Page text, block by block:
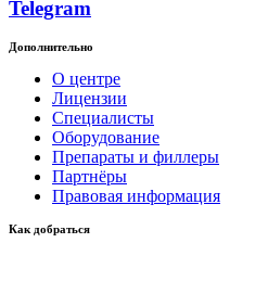
Telegram
Дополнительно
О центре
Лицензии
Специалисты
Оборудование
Препараты и филлеры
Партнёры
Правовая информация
Как добраться